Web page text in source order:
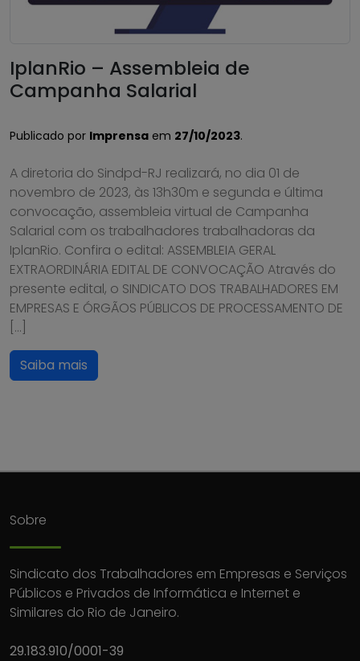
IplanRio – Assembleia de
Campanha Salarial
Publicado por Imprensa em 27/10/2023.
A diretoria do Sindpd-RJ realizará, no dia 01 de
novembro de 2023, às 13h30m e segunda e última
convocação, assembleia virtual de Campanha
Salarial com os trabalhadores trabalhadoras da
IplanRio. Confira o edital: ASSEMBLEIA GERAL
EXTRAORDINÁRIA EDITAL DE CONVOCAÇÃO Através do
presente edital, o SINDICATO DOS TRABALHADORES EM
EMPRESAS E ÓRGÃOS PÚBLICOS DE PROCESSAMENTO DE
[…]
Saiba mais
Sobre
Sindicato dos Trabalhadores em Empresas e Serviços
Públicos e Privados de Informática e Internet e
Similares do Rio de Janeiro.
29.183.910/0001-39